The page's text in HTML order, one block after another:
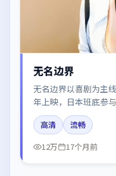
无名边界
无名边界以喜剧为主
年上映，日本班底参
伟、章子怡在片中呈
与剪辑强化了情绪曲线
高清
流畅
12万
17个月前